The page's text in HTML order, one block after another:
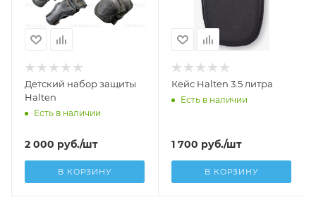
Детский набор защиты
Halten
Есть в наличии
2 000 руб./шт
В КОРЗИНУ
Кейс Halten 3.5 литра
Есть в наличии
1 700 руб./шт
В КОРЗИНУ